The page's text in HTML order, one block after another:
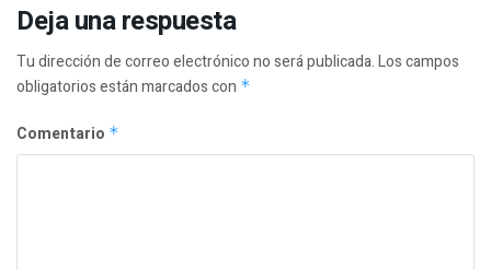
Deja una respuesta
Tu dirección de correo electrónico no será publicada.Los campos
obligatorios están marcados con *
Comentario *